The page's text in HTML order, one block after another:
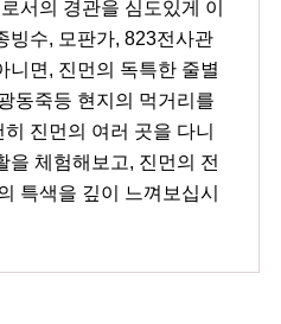
서의 경관을 심도있게 이
빙수, 모판가, 823전사관
니면, 진먼의 독특한 줄별
동죽등 현지의 먹거리를
진먼의 여러 곳을 다니
을 체험해보고, 진먼의 전
특색을 깊이 느껴보십시